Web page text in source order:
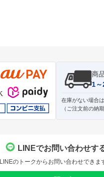
商
1～
在庫がない場合
（ご注文前の納
LINEでお問い合わせす
LINEのトークからお問い合わせできま